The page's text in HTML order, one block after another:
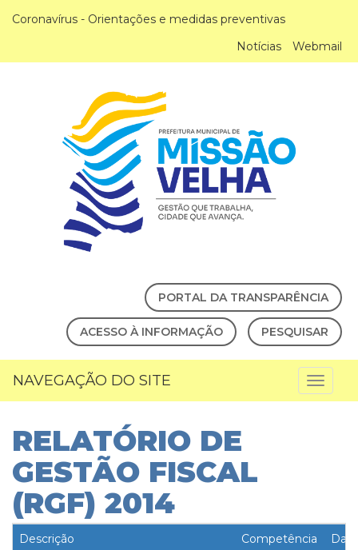
Coronavírus - Orientações e medidas preventivas
Notícias
Webmail
PORTAL DA TRANSPARÊNCIA
ACESSO À INFORMAÇÃO PESQUISAR
NAVEGAÇÃO DO SITE
RELATÓRIO DE
GESTÃO FISCAL
(RGF) 2014
Descrição Competência Data